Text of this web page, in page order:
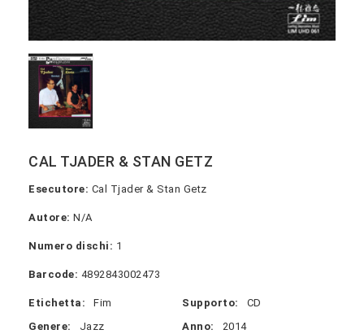
CAL TJADER & STAN GETZ
Esecutore: Cal Tjader & Stan Getz
Autore: N/A
Numero dischi: 1
Barcode: 4892843002473
Etichetta: Fim Supporto:
CD
Genere:
Jazz Anno: 2014